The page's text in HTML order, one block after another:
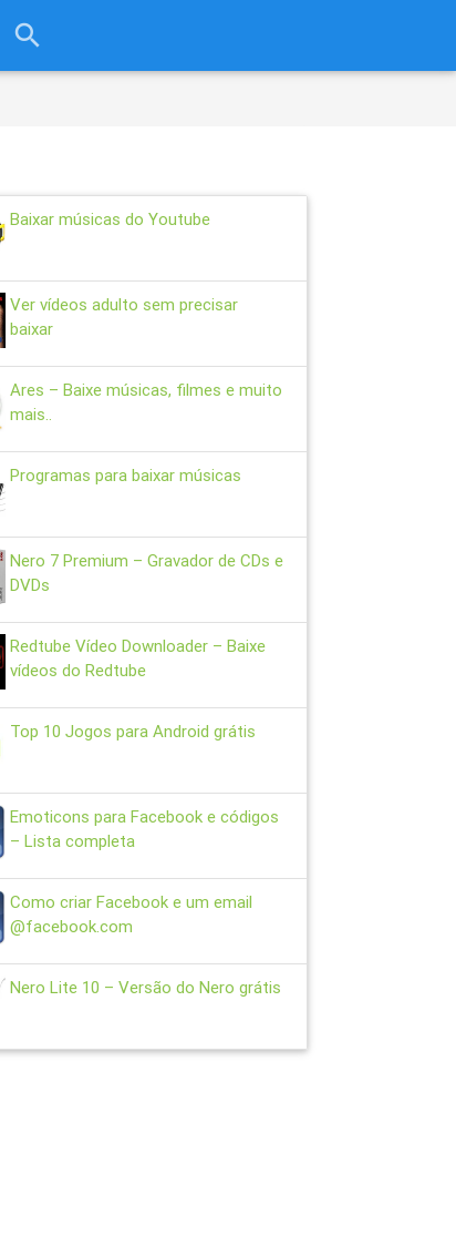
search
Baixar músicas do Youtube
Ver vídeos adulto sem precisar
baixar
Ares – Baixe músicas, filmes e muito
mais..
Programas para baixar músicas
Nero 7 Premium – Gravador de CDs e
DVDs
Redtube Vídeo Downloader – Baixe
vídeos do Redtube
Top 10 Jogos para Android grátis
Emoticons para Facebook e códigos
– Lista completa
Como criar Facebook e um email
@facebook.com
Nero Lite 10 – Versão do Nero grátis